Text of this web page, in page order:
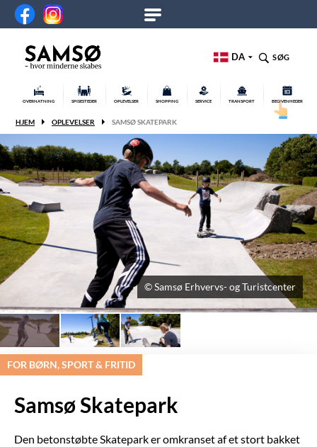
DA SØG
OVERNATNING SPISESTEDER OPLEVELSER SHOPPING SERVICE TRANSPORT BEGIVENHEDER
HJEM OPLEVELSER SAMSØ SKATEPARK
© Samsø Erhvervs- og Turistcenter
FOR BØRN, SPORT & FRITID
Samsø Skatepark
Den betonstøbte Skatepark er omkranset af et stort bakket